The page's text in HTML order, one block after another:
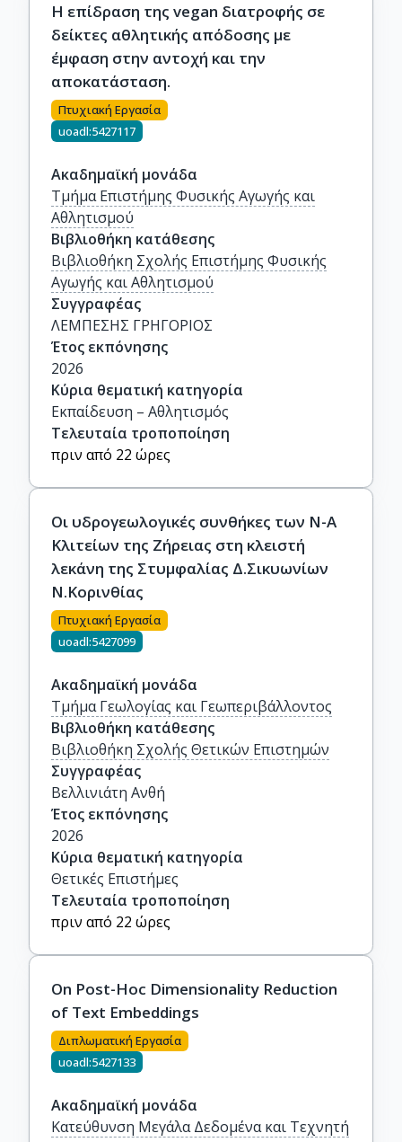
Η επίδραση της vegan διατροφής σε
δείκτες αθλητικής απόδοσης με
έμφαση στην αντοχή και την
αποκατάσταση.
Πτυχιακή Εργασία
uoadl:5427117
Ακαδημαϊκή μονάδα
Τμήμα Επιστήμης Φυσικής Αγωγής και
Αθλητισμού
Βιβλιοθήκη κατάθεσης
Βιβλιοθήκη Σχολής Επιστήμης Φυσικής
Αγωγής και Αθλητισμού
Συγγραφέας
ΛΕΜΠΕΣΗΣ ΓΡΗΓΟΡΙΟΣ
Έτος εκπόνησης
2026
Κύρια θεματική κατηγορία
Εκπαίδευση – Αθλητισμός
Τελευταία τροποποίηση
πριν από 22 ώρες
Οι υδρογεωλογικές συνθήκες των Ν-Α
Κλιτείων της Ζήρειας στη κλειστή
λεκάνη της Στυμφαλίας Δ.Σικυωνίων
Ν.Κορινθίας
Πτυχιακή Εργασία
uoadl:5427099
Ακαδημαϊκή μονάδα
Τμήμα Γεωλογίας και Γεωπεριβάλλοντος
Βιβλιοθήκη κατάθεσης
Βιβλιοθήκη Σχολής Θετικών Επιστημών
Συγγραφέας
Βελλινιάτη Ανθή
Έτος εκπόνησης
2026
Κύρια θεματική κατηγορία
Θετικές Επιστήμες
Τελευταία τροποποίηση
πριν από 22 ώρες
On Post-Hoc Dimensionality Reduction
of Text Embeddings
Διπλωματική Εργασία
uoadl:5427133
Ακαδημαϊκή μονάδα
Κατεύθυνση Μεγάλα Δεδομένα και Τεχνητή